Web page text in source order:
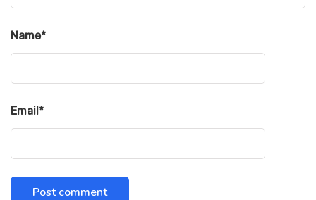
Name*
Email*